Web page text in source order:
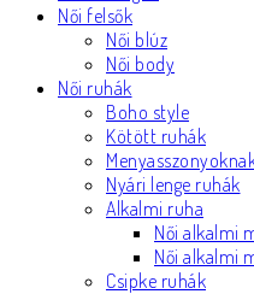
Női felsők
Női blúz
Női body
Női ruhák
Boho style
Kötött ruhák
Nyári lenge ruhák
Alkalmi ruha
Női alkalmi
Női alkalmi
Csipke ruhák